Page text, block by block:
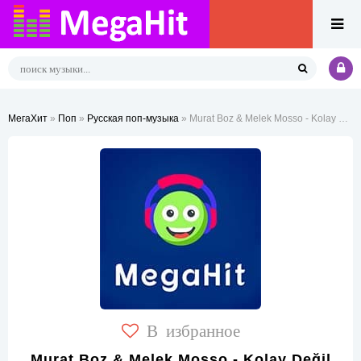
МегаХит » Поп » Русская поп-музыка » Murat Boz & Melek Mosso - Kolay Değil
В избранное